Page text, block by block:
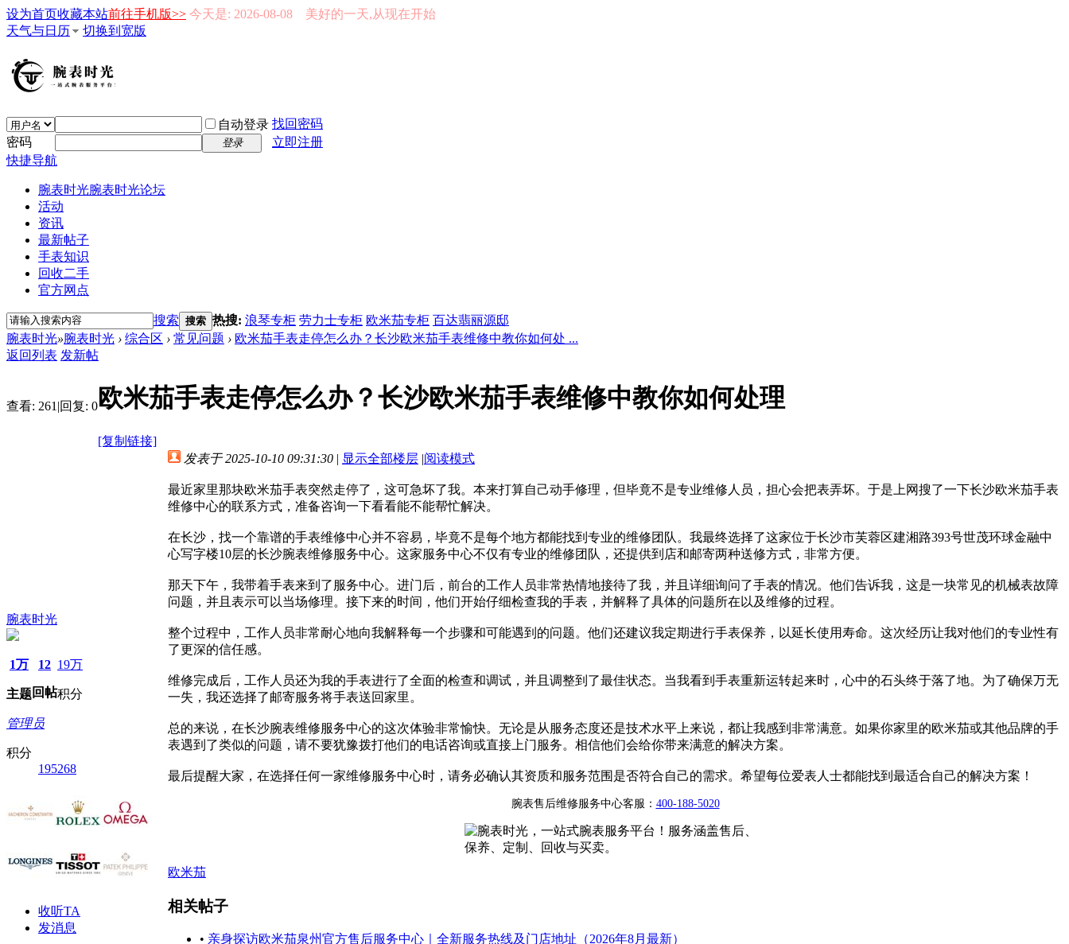
设为首页收藏本站前往手机版>> 今天是: 2026-08-08 美好的一天,从现在开始
天气与日历
切换到宽版
自动登录 找回密码
密码
登录
立即注册
快捷导航
腕表时光腕表时光论坛
活动
资讯
最新帖子
手表知识
回收二手
官方网点
搜索 搜索 热搜: 浪琴专柜 劳力士专柜 欧米茄专柜 百达翡丽源邸
腕表时光»腕表时光 › 综合区 › 常见问题 › 欧米茄手表走停怎么办？长沙欧米茄手表维修中教你如何处 ...
返回列表 发新帖
查看: 261 |回复: 0 欧米茄手表走停怎么办？长沙欧米茄手表维修中教你如何处理
[复制链接]
腕表时光
1万
主题
12
回帖
19万
积分
管理员
积分
195268
收听TA
发消息
发表于 2025-10-10 09:31:30 | 显示全部楼层 |阅读模式
最近家里那块欧米茄手表突然走停了，这可急坏了我。本来打算自己动手修理，但毕竟不是专业维修人员，担心会把表弄坏。于是上网搜了一下长沙欧米茄手表
维修中心的联系方式，准备咨询一下看看能不能帮忙解决。
在长沙，找一个靠谱的手表维修中心并不容易，毕竟不是每个地方都能找到专业的维修团队。我最终选择了这家位于长沙市芙蓉区建湘路393号世茂环球金融中
心写字楼10层的长沙腕表维修服务中心。这家服务中心不仅有专业的维修团队，还提供到店和邮寄两种送修方式，非常方便。
那天下午，我带着手表来到了服务中心。进门后，前台的工作人员非常热情地接待了我，并且详细询问了手表的情况。他们告诉我，这是一块常见的机械表故障
问题，并且表示可以当场修理。接下来的时间，他们开始仔细检查我的手表，并解释了具体的问题所在以及维修的过程。
整个过程中，工作人员非常耐心地向我解释每一个步骤和可能遇到的问题。他们还建议我定期进行手表保养，以延长使用寿命。这次经历让我对他们的专业性有
了更深的信任感。
维修完成后，工作人员还为我的手表进行了全面的检查和调试，并且调整到了最佳状态。当我看到手表重新运转起来时，心中的石头终于落了地。为了确保万无
一失，我还选择了邮寄服务将手表送回家里。
总的来说，在长沙腕表维修服务中心的这次体验非常愉快。无论是从服务态度还是技术水平上来说，都让我感到非常满意。如果你家里的欧米茄或其他品牌的手
表遇到了类似的问题，请不要犹豫拨打他们的电话咨询或直接上门服务。相信他们会给你带来满意的解决方案。
最后提醒大家，在选择任何一家维修服务中心时，请务必确认其资质和服务范围是否符合自己的需求。希望每位爱表人士都能找到最适合自己的解决方案！
腕表售后维修服务中心客服： 400-188-5020
欧米茄
相关帖子
• 亲身探访欧米茄泉州官方售后服务中心｜全新服务热线及门店地址（2026年8月最新）